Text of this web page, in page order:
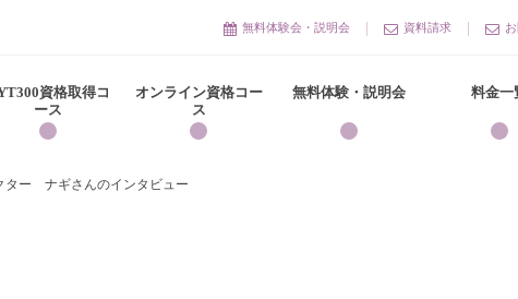
無料体験会・説明会 資料請求
資格取得コ
ース
オンライン資格コー
ス
無料体験・説明会 料金一
ター ナギさんのインタビュー